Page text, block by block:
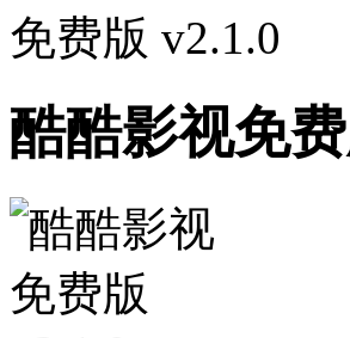
免费版 v2.1.0
酷酷影视免